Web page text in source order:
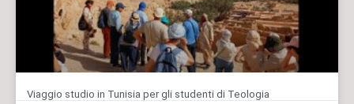
Viaggio studio in Tunisia per gli studenti di Teologia